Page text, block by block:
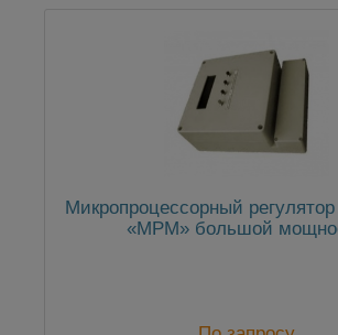
Микропроцессорный
«МРМ» большой